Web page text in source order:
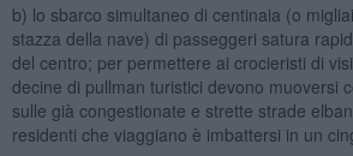
b) lo sbarco simultaneo di centinaia (o
stazza della nave) di passeggeri satura
del centro; per permettere ai crocieristi di
decine di pullman turistici devono muoversi
sulle già congestionate e strette strade
residenti che viaggiano è imbattersi in un